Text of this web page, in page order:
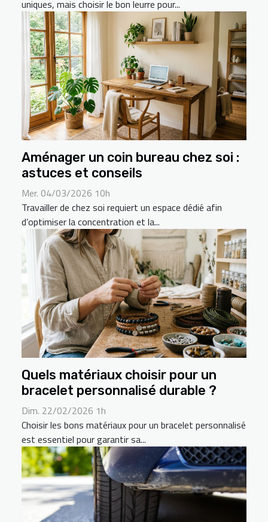
uniques, mais choisir le bon leurre pour...
Aménager un coin bureau chez soi :
astuces et conseils
Mer. 04/03/2026 10h
Travailler de chez soi requiert un espace dédié afin
d’optimiser la concentration et la...
Quels matériaux choisir pour un
bracelet personnalisé durable ?
Dim. 22/02/2026 1h
Choisir les bons matériaux pour un bracelet personnalisé
est essentiel pour garantir sa...